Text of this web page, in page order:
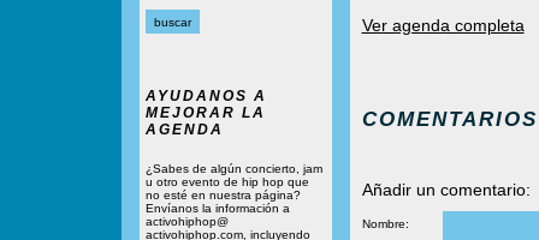
AYUDANOS A
MEJORAR LA
AGENDA
¿Sabes de algún concierto, jam
u otro evento de hip hop que
no esté en nuestra página?
Envíanos la información a
activohiphop@
activohiphop.com, incluyendo
Ver agenda completa
COMENTARIOS
Añadir un comentario:
Nombre: